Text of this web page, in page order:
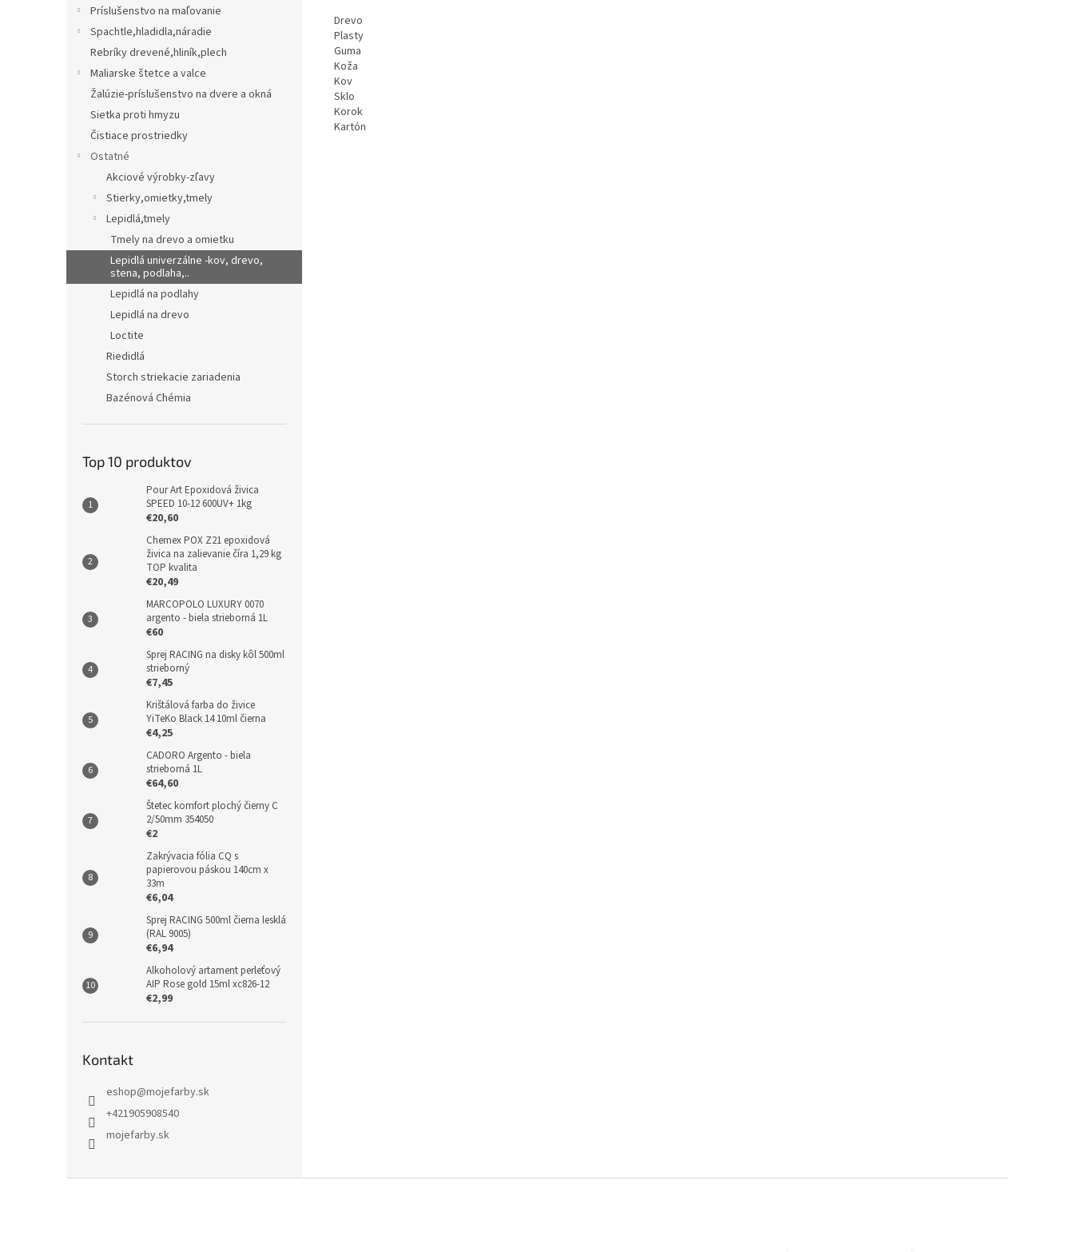
Príslušenstvo na maľovanie
Spachtle,hladidla,náradie
Rebríky drevené,hliník,plech
Maliarske štetce a valce
Žalúzie-príslušenstvo na dvere a okná
Sietka proti hmyzu
Čistiace prostriedky
Ostatné
Akciové výrobky-zľavy
Stierky,omietky,tmely
Lepidlá,tmely
Tmely na drevo a omietku
Lepidlá univerzálne -kov, drevo,
stena, podlaha,..
Lepidlá na podlahy
Lepidlá na drevo
Loctite
Riedidlá
Storch striekacie zariadenia
Bazénová Chémia
Top 10 produktov
Pour Art Epoxidová živica
SPEED 10-12 600UV+ 1kg
€20,60
Chemex POX Z21 epoxidová
živica na zalievanie číra 1,29 kg
TOP kvalita
€20,49
MARCOPOLO LUXURY 0070
argento - biela strieborná 1L
€60
Sprej RACING na disky kôl 500ml
strieborný
€7,45
Krištálová farba do živice
YiTeKo Black 14 10ml čierna
€4,25
CADORO Argento - biela
strieborná 1L
€64,60
Štetec komfort plochý čierny C
2/50mm 354050
€2
Zakrývacia fólia CQ s
papierovou páskou 140cm x
33m
€6,04
Sprej RACING 500ml čierna lesklá
(RAL 9005)
€6,94
Alkoholový artament perleťový
AIP Rose gold 15ml xc826-12
€2,99
Kontakt
eshop@mojefarby.sk
+421905908540
mojefarby.sk
Drevo
Plasty
Guma
Koža
Kov
Sklo
Korok
Kartón